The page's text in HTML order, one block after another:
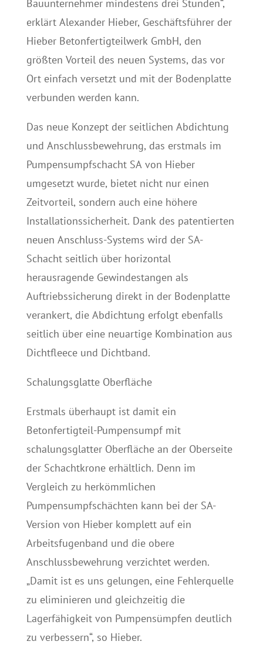
Bauunternehmer mindestens drei Stunden“,
erklärt Alexander Hieber, Geschäftsführer der
Hieber Betonfertigteilwerk GmbH, den
größten Vorteil des neuen Systems, das vor
Ort einfach versetzt und mit der Bodenplatte
verbunden werden kann.
Das neue Konzept der seitlichen Abdichtung
und Anschlussbewehrung, das erstmals im
Pumpensumpfschacht SA von Hieber
umgesetzt wurde, bietet nicht nur einen
Zeitvorteil, sondern auch eine höhere
Installationssicherheit. Dank des patentierten
neuen Anschluss-Systems wird der SA-
Schacht seitlich über horizontal
herausragende Gewindestangen als
Auftriebssicherung direkt in der Bodenplatte
verankert, die Abdichtung erfolgt ebenfalls
seitlich über eine neuartige Kombination aus
Dichtfleece und Dichtband.
Schalungsglatte Oberfläche
Erstmals überhaupt ist damit ein
Betonfertigteil-Pumpensumpf mit
schalungsglatter Oberfläche an der Oberseite
der Schachtkrone erhältlich. Denn im
Vergleich zu herkömmlichen
Pumpensumpfschächten kann bei der SA-
Version von Hieber komplett auf ein
Arbeitsfugenband und die obere
Anschlussbewehrung verzichtet werden.
„Damit ist es uns gelungen, eine Fehlerquelle
zu eliminieren und gleichzeitig die
Lagerfähigkeit von Pumpensümpfen deutlich
zu verbessern“, so Hieber.